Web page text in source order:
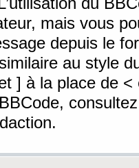
mais vous
depuis le
au style
] à la place de <